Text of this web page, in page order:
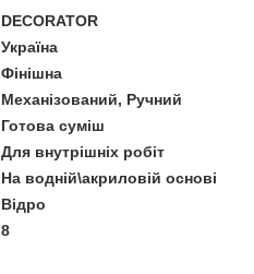
DECORATOR
Україна
Фінішна
Механізований, Ручний
Готова суміш
Для внутрішніх робіт
На водній\акриловій основі
Відро
8